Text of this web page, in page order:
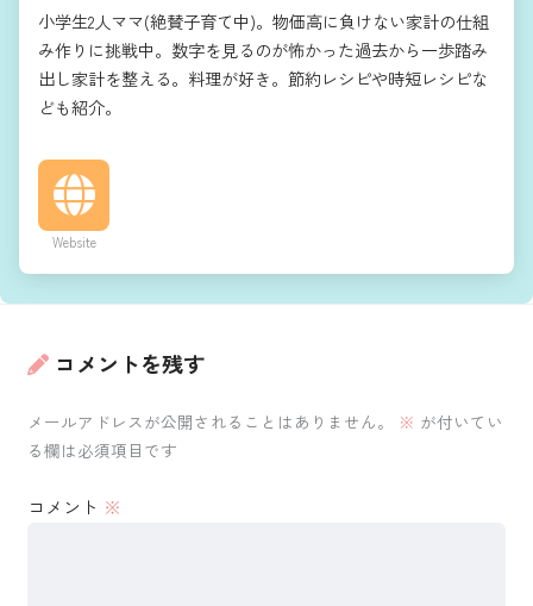
小学生2人ママ(絶賛子育て中)。物価高に負けない家計の仕組
み作りに挑戦中。数字を見るのが怖かった過去から一歩踏み
出し家計を整える。料理が好き。節約レシピや時短レシピな
ども紹介。
Website
コメントを残す
メールアドレスが公開されることはありません。 ※ が付いてい
る欄は必須項目です
コメント ※